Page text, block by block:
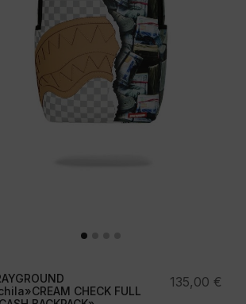
CHECK FULL
135,00 €